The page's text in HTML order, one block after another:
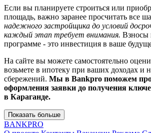
Если вы планируете строиться или
площадь, важно заранее просчитать все
надежного застройщика до условий
каждый этап требует внимания. Взносы
программе - это инвестиция в ваше
На сайте вы можете самостоятельно
возьмете в ипотеку при ваших доходах и
сбережений. Мы в Bankpro поможем
оформления заявки до получения
в Караганде.
Показать больше
BANKPRO